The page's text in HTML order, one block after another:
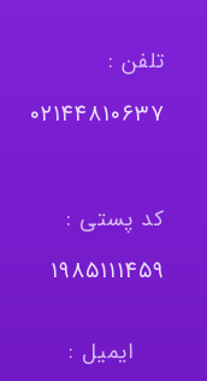
تلفن :
٠٢١٤٤٨١٠٦٣٧
کد پستی :
١٩٨٥١١١٤٥٩
ایمیل :